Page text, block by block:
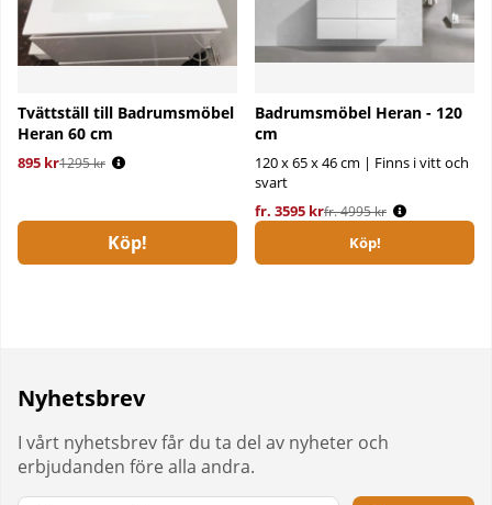
Tvättställ till Badrumsmöbel
Heran 60 cm
895 kr
Ordinarie pris:
1295 kr
Köp!
Badrumsmöbel Heran - 120
cm
120 x 65 x 46 cm | Finns i vitt och
svart
fr. 3595 kr
Ordinarie pris:fr. 4995 kr
Köp!
Nyhetsbrev
I vårt nyhetsbrev får du ta del av nyheter och
erbjudanden före alla andra.